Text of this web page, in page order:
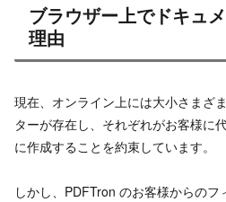
ブラウザー上でドキュ
理由
現在、オンライン上には大小さまざ
ターが存在し、それぞれがお客様に
に作成することを約束しています。
しかし、PDFTron のお客様からの